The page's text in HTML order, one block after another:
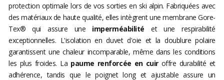
protection optimale lors de vos sorties en ski alpin. Fabriquées avec
des matériaux de haute qualité, elles intègrent une membrane Gore-
Tex® qui assure une imperméabilité et une respirabilité
exceptionnelles. L'isolation en duvet d'oie et la doublure polaire
garantissent une chaleur incomparable, même dans les conditions
les plus froides. La paume renforcée en cuir offre durabilité et
adhérence, tandis que le poignet long et ajustable assure un